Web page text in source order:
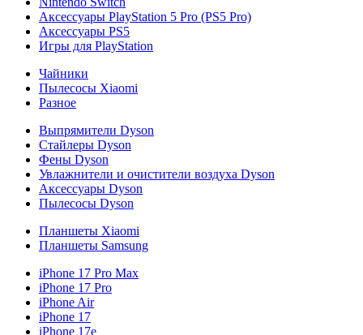
Аксессуары PlayStation 5 Pro (PS5 Pro)
Аксессуары PS5
Игры для PlayStation
Чайники
Пылесосы Xiaomi
Разное
Выпрямители Dyson
Стайлеры Dyson
Фены Dyson
Увлажнители и очистители воздуха Dyson
Аксессуары Dyson
Пылесосы Dyson
Планшеты Xiaomi
Планшеты Samsung
iPhone 17 Pro Max
iPhone 17 Pro
iPhone Air
iPhone 17
iPhone 17e